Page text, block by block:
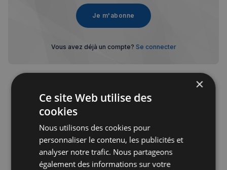
Je m'abonne
Vous avez déjà un compte? Se connecter
×
Ce site Web utilise des
cookies
Nous utilisons des cookies pour
personnaliser le contenu, les publicités et
analyser notre trafic. Nous partageons
également des informations sur votre